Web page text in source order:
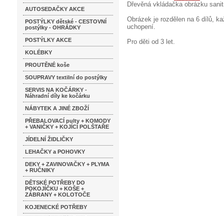
AUTOSEDAČKY AKCE
POSTÝLKY dětské - CESTOVNÍ
postýlky - OHRÁDKY
POSTÝLKY AKCE
KOLÉBKY
PROUTĚNÉ koše
SOUPRAVY textilní do postýlky
SERVIS NA KOČÁRKY -
Náhradní díly ke kočárku
NÁBYTEK A JINÉ ZBOŽÍ
PŘEBALOVACÍ pulty + KOMODY
+ VANIČKY + KOJÍCÍ POLŠTAŘE
JÍDELNÍ ŽIDLIČKY
LEHAČKY a POHOVKY
DEKY + ZAVINOVAČKY + PLYMA
+ RUČNIKY
DĚTSKÉ POTŘEBY DO
POKOJÍČKU + KOŠE +
ZÁBRANY + KOLOTOČE
KOJENECKÉ POTŘEBY
Dřevěná vkládačka obrázku
Obrázek je rozdělen na 6 dílů,
uchopení.
Pro děti od 3 let.